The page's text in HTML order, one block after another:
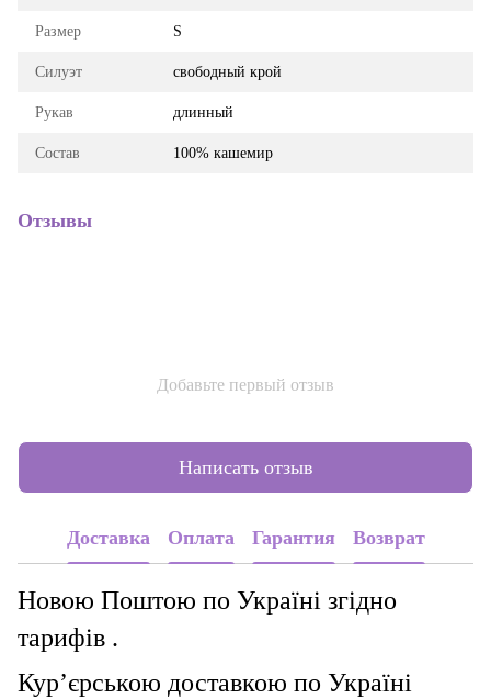
Размер S
Силуэт свободный крой
Рукав длинный
Состав 100% кашемир
Отзывы
Добавьте первый отзыв
Написать отзыв
Доставка Оплата Гарантия Возврат
Новою Поштою по Україні згідно
тарифів .
Кур’єрською доставкою по Україні